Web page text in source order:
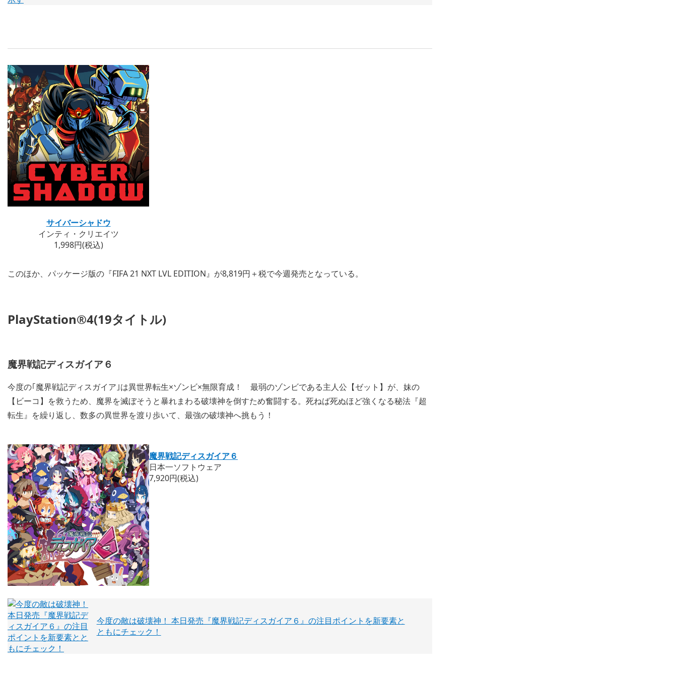
サイバーシャドウ
インティ・クリエイツ
1,998円(税込)
このほか、パッケージ版の『FIFA 21 NXT LVL EDITION』が8,819円＋税で今週発売となっている。
PlayStation®4(19タイトル)
魔界戦記ディスガイア６
今度の｢魔界戦記ディスガイア｣は異世界転生×ゾンビ×無限育成！ 最弱のゾンビである主人公【ゼット】が、妹の
【ビーコ】を救うため、魔界を滅ぼそうと暴れまわる破壊神を倒すため奮闘する。死ねば死ぬほど強くなる秘法『超
転生』を繰り返し、数多の異世界を渡り歩いて、最強の破壊神へ挑もう！
魔界戦記ディスガイア６
日本一ソフトウェア
7,920円(税込)
今度の敵は破壊神！ 本日発売『魔界戦記ディスガイア６』の注目ポイントを新要素と
ともにチェック！